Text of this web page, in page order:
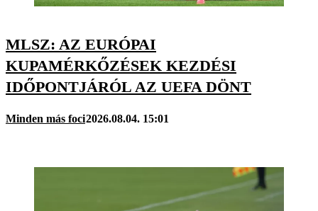
MLSZ: AZ EURÓPAI
KUPAMÉRKŐZÉSEK KEZDÉSI
IDŐPONTJÁRÓL AZ UEFA DÖNT
Minden más foci2026.08.04. 15:01